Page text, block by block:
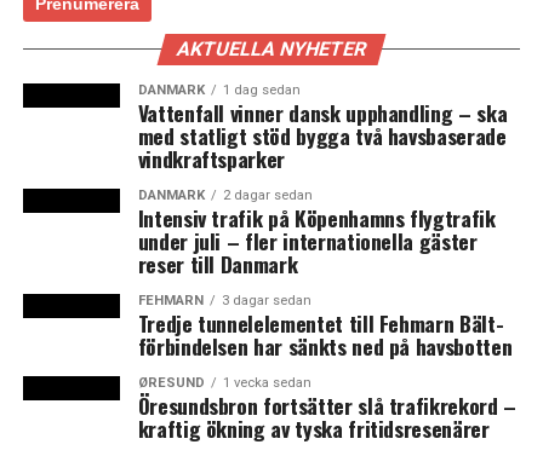
(Centern) under tisdagens debatt om gränskontroller.
Enligt tidigare beslut är 1,5 miljoner danska kronor
avsatta till integrationssamarbetet under 2016. Under
maj ska ministrarna ta beslut om omfördelning i
budgetarna för 2016 och 2017.
Initiativet till ett samarbete kring integrationsfrågor
togs i februari.
– Jag kan tänka mig att från svensk del har vi mycket att
berätta eftersom vi haft många fler flyktingar, fem-sex
gånger fler har kommit till oss än till de andra. Det stöd
vi ger civilsamhället och kommunerna blir kanske något
vi får berätta om, sade Sveriges samarbetsminister
Kristina Persson (S) till News Øresund tidigare i vår.
AKTUELLA NYHETER
DANMARK 1 dag sedan
Vattenfall vinner dansk upphandling – ska
med statligt stöd bygga två havsbaserade
vindkraftsparker
DANMARK 2 dagar sedan
Intensiv trafik på Köpenhamns flygtrafik
under juli – fler internationella gäster
reser till Danmark
FEHMARN 3 dagar sedan
Tredje tunnelelementet till Fehmarn Bält-
förbindelsen har sänkts ned på havsbotten
ØRESUND 1 vecka sedan
Öresundsbron fortsätter slå trafikrekord –
kraftig ökning av tyska fritidsresenärer